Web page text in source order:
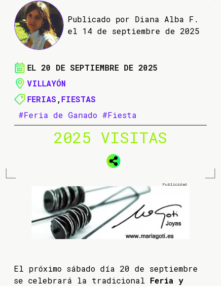
Publicado por Diana Alba F.
el 14 de septiembre de 2025
EL 20 DE SEPTIEMBRE DE 2025
VILLAYÓN
FERIAS ,FIESTAS
#Feria de Ganado #Fiesta
2025 VISITAS
El próximo sábado día 20 de septiembre
se celebrará la tradicional Feria y